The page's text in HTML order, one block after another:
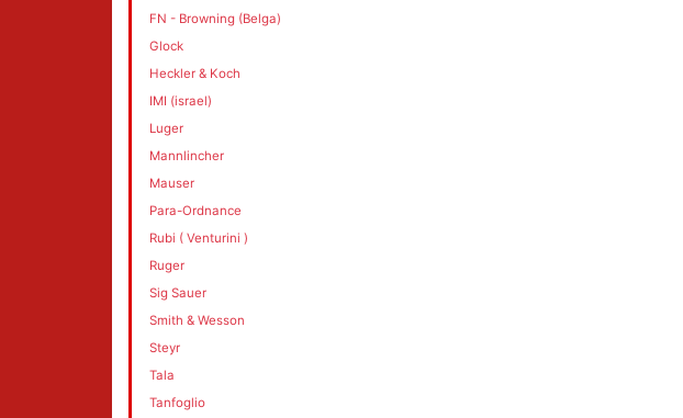
FN - Browning (Belga)
Glock
Heckler & Koch
IMI (israel)
Luger
Mannlincher
Mauser
Para-Ordnance
Rubi ( Venturini )
Ruger
Sig Sauer
Smith & Wesson
Steyr
Tala
Tanfoglio